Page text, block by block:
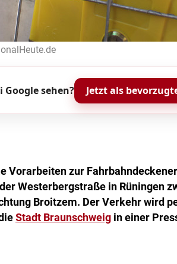
sehen? Jetzt als
Vorarbeiten zur
Westerbergstraße in Rüningen
Broitzem. Der Verkehr wird
Stadt Braunschweig in einer